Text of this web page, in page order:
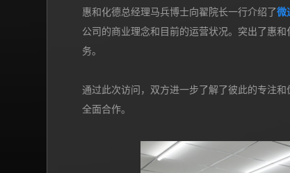
惠和化德总经理马兵博士向翟院长一行介绍了微
公司的商业理念和目前的运营状况。突出了惠和
通过此次访问，双方进一步了解了彼此的专注